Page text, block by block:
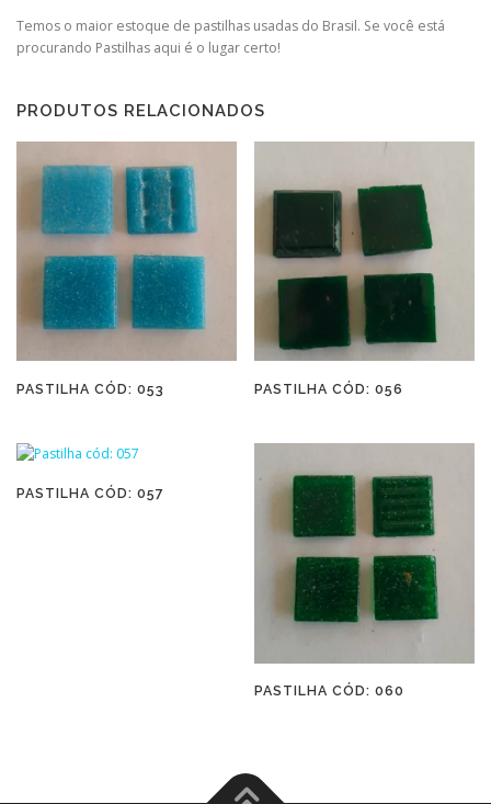
Temos o maior estoque de pastilhas usadas do Brasil. Se você está
procurando Pastilhas aqui é o lugar certo!
PRODUTOS RELACIONADOS
PASTILHA CÓD: 053 PASTILHA CÓD: 056
PASTILHA CÓD: 057
PASTILHA CÓD: 060